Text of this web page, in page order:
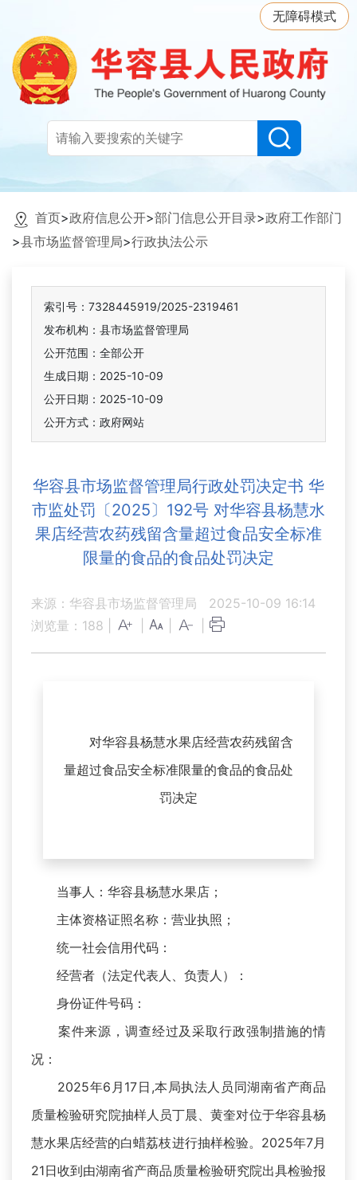
无障碍模式
首页>政府信息公开>部门信息公开目录>政府工作部门
>县市场监督管理局>行政执法公示
索引号：7328445919/2025-2319461
发布机构：县市场监督管理局
公开范围：全部公开
生成日期：2025-10-09
公开日期：2025-10-09
公开方式：政府网站
华容县市场监督管理局行政处罚决定书 华
市监处罚〔2025〕192号 对华容县杨慧水
果店经营农药残留含量超过食品安全标准
限量的食品的食品处罚决定
来源：华容县市场监督管理局
2025-10-09 16:14
浏览量： 188
对华容县杨慧水果店经营农药残留含
量超过食品安全标准限量的食品的食品处
罚决定
当事人：华容县杨慧水果店；
主体资格证照名称：营业执照；
统一社会信用代码：
经营者（法定代表人、负责人）：
身份证件号码：
案件来源，调查经过及采取行政强制措施的情
况：
2025年6月17日,本局执法人员同湖南省产商品
质量检验研究院抽样人员丁晨、黄奎对位于华容县杨
慧水果店经营的白蜡荔枝进行抽样检验。2025年7月
21日收到由湖南省产商品质量检验研究院出具检验报